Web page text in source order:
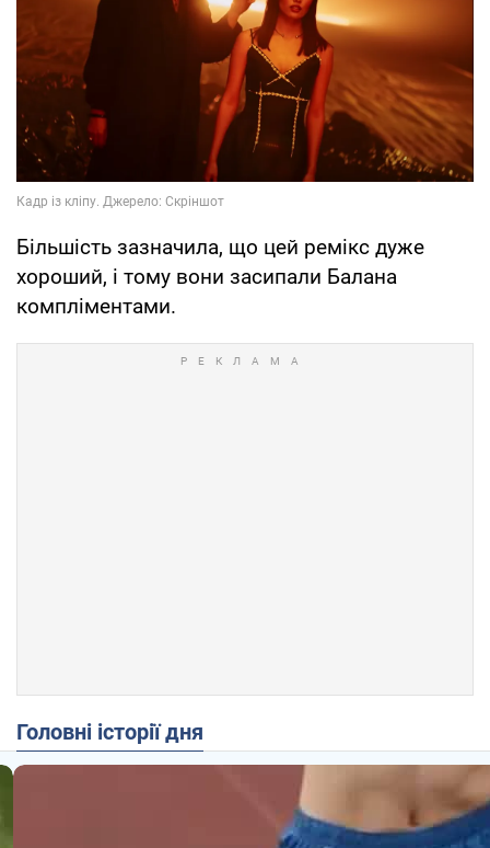
Більшість зазначила, що цей ремікс дуже
хороший, і тому вони засипали Балана
компліментами.
Головні історії дня